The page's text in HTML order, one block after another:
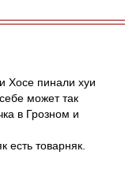
Хосе пинали хуи
может так
в Грозном и
есть товарняк.